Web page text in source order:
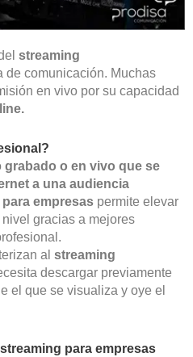
streaming
de comunicación. Muchas
en vivo por su capacidad
grabado o en vivo que se
a una audiencia
empresas permite elevar
gracias a mejores
al streaming
descargar previamente
el que se visualiza y oye el
para empresas